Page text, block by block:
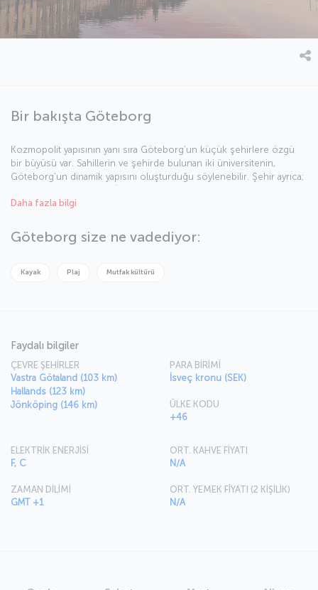
Bir bakışta Göteborg
Kozmopolit yapısının yanı sıra Göteborg’un küçük şehirlere özgü
bir büyüsü var. Sahillerin ve şehirde bulunan iki üniversitenin,
Göteborg’un dinamik yapısını oluşturduğu söylenebilir. Şehir ayrıca;
sahipliği yapıyor. İskandinavya’nın en büyük limanı olan Göteborg
Daha fazla bilgi
Göteborg size ne vadediyor:
Kayak Plaj Mutfak kültürü
Faydalı bilgiler
ÇEVRE ŞEHİRLER
Vastra Götaland (103 km)
Hallands (123 km)
Jönköping (146 km)
PARA BİRİMİ
İsveç kronu (SEK)
ÜLKE KODU
+46
ELEKTRİK ENERJİSİ
F, C
ZAMAN DİLİMİ
GMT +1
ORT. KAHVE FİYATI
N/A
ORT. YEMEK FİYATI (2 KİŞİLİK)
N/A